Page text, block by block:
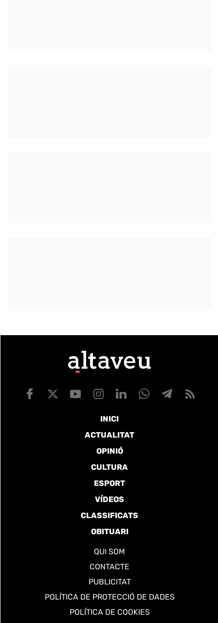
INICI
ACTUALITAT
OPINIÓ
CULTURA
ESPORT
VÍDEOS
CLASSIFICATS
OBITUARI
QUI SOM
CONTACTE
PUBLICITAT
POLÍTICA DE PROTECCIÓ DE DADES
POLÍTICA DE COOKIES